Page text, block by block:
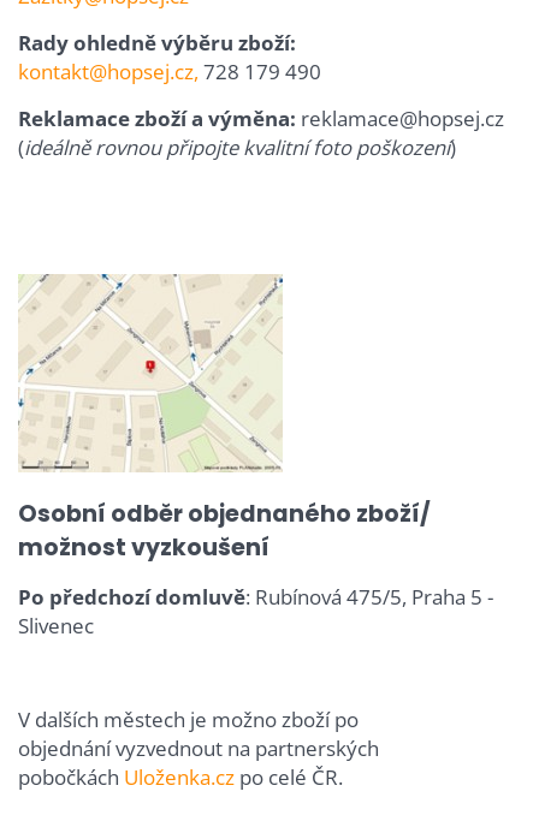
Rady ohledně výběru zboží:
kontakt@hopsej.cz, 728 179 490
Reklamace zboží a výměna: reklamace@hopsej.cz
(ideálně rovnou připojte kvalitní foto poškození)
Osobní odběr objednaného zboží/
možnost vyzkoušení
Po předchozí domluvě: Rubínová 475/5, Praha 5 -
Slivenec
V dalších městech je možno zboží po
objednání vyzvednout na partnerských
pobočkách Uloženka.cz po celé ČR.